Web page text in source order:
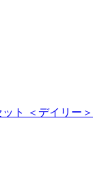
ト ＜デイリー＞